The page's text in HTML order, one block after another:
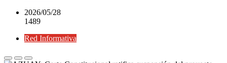
2026/05/28
1489
Red Informativa